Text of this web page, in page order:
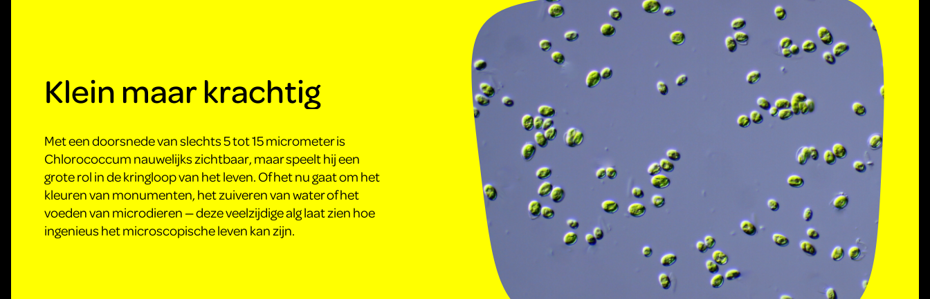
Klein maar krachtig
Met een doorsnede van slechts 5 tot 15 micrometer is
Chlorococcum nauwelijks zichtbaar, maar speelt hij een
grote rol in de kringloop van het leven. Of het nu gaat om het
kleuren van monumenten, het zuiveren van water of het
voeden van microdieren — deze veelzijdige alg laat zien hoe
ingenieus het microscopische leven kan zijn.